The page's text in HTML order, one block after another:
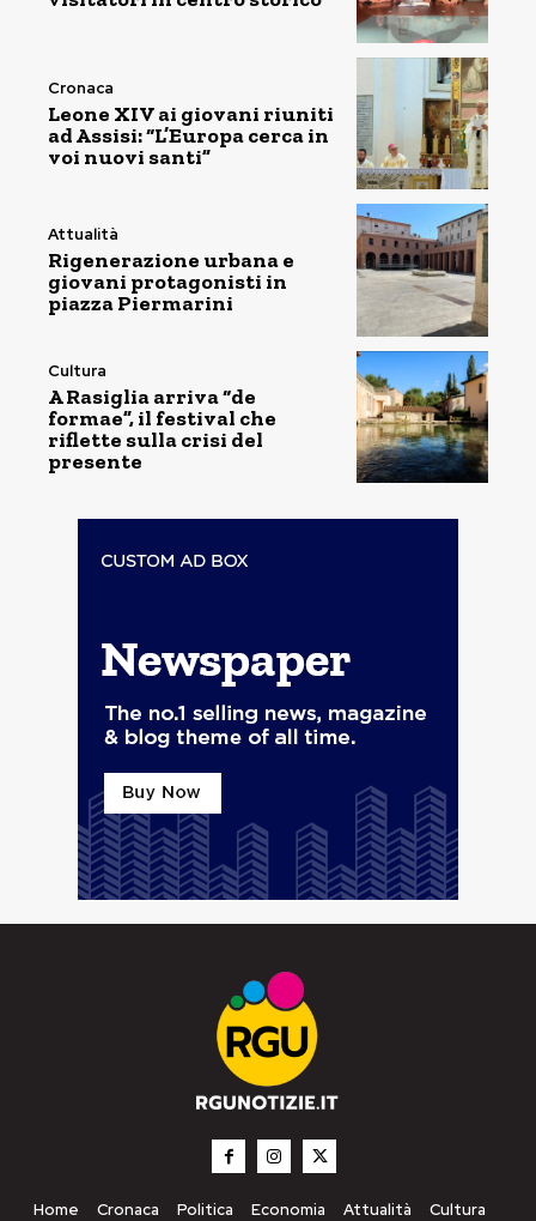
Cronaca
Leone XIV ai giovani riuniti
ad Assisi: “L’Europa cerca in
voi nuovi santi”
Attualità
Rigenerazione urbana e
giovani protagonisti in
piazza Piermarini
Cultura
A Rasiglia arriva “de
formae”, il festival che
riflette sulla crisi del
presente
Home Cronaca Politica Economia Attualità
Cultura